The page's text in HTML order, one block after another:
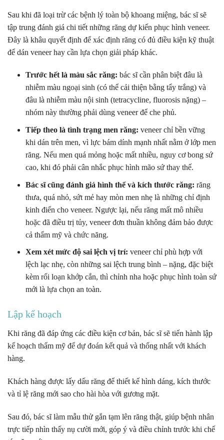
Sau khi đã loại trừ các bệnh lý toàn bộ khoang miệng, bác sĩ sẽ
tập trung đánh giá chi tiết những răng dự kiến phục hình veneer.
Đây là khâu quyết định để xác định răng có đủ điều kiện kỹ thuật
để dán veneer hay cần lựa chọn giải pháp khác.
Trước hết là màu sắc răng: bác sĩ cần phân biệt đâu là
nhiễm màu ngoại sinh (có thể cải thiện bằng tẩy trắng) và
đâu là nhiễm màu nội sinh (tetracycline, fluorosis nặng) –
nhóm này thường phải dùng veneer để che phủ.
Tiếp theo là tình trạng men răng: veneer chỉ bền vững
khi dán trên men, vì lực bám dính mạnh nhất nằm ở lớp men
răng. Nếu men quá mỏng hoặc mất nhiều, nguy cơ bong sứ
cao, khi đó phải cân nhắc phục hình mão sứ thay thế.
Bác sĩ cũng đánh giá hình thể và kích thước răng: răng
thưa, quá nhỏ, sứt mẻ hay mòn men nhẹ là những chỉ định
kinh điển cho veneer. Ngược lại, nếu răng mất mô nhiều
hoặc đã điều trị tủy, veneer đơn thuần không đảm bảo được
cả thẩm mỹ và chức năng.
Xem xét mức độ sai lệch vị trí: veneer chỉ phù hợp với
lệch lạc nhẹ, còn những sai lệch trung bình – nặng, đặc biệt
kèm rối loạn khớp cắn, thì chỉnh nha hoặc phục hình toàn sứ
mới là lựa chọn an toàn.
Lập kế hoạch
Khi răng đã đáp ứng các điều kiện cơ bản, bác sĩ sẽ tiến hành lập
kế hoạch thẩm mỹ để dự đoán kết quả và thống nhất với khách
hàng.
Khách hàng được lấy dấu răng để thiết kế hình dáng, kích thước
và tỉ lệ răng mới sao cho hài hòa với gương mặt.
Sau đó, bác sĩ làm mẫu thử gắn tạm lên răng thật, giúp bệnh nhân
trực tiếp nhìn thấy nụ cười mới, góp ý và điều chỉnh trước khi chế